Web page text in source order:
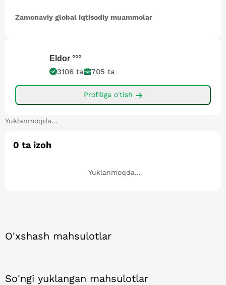
Zamonaviy global iqtisodiy muammolar
Eldor °°°
3106 ta 705 ta
Profiliga o'tish
Yuklanmoqda...
0 ta izoh
Yuklanmoqda...
O'xshash mahsulotlar
So'ngi yuklangan mahsulotlar